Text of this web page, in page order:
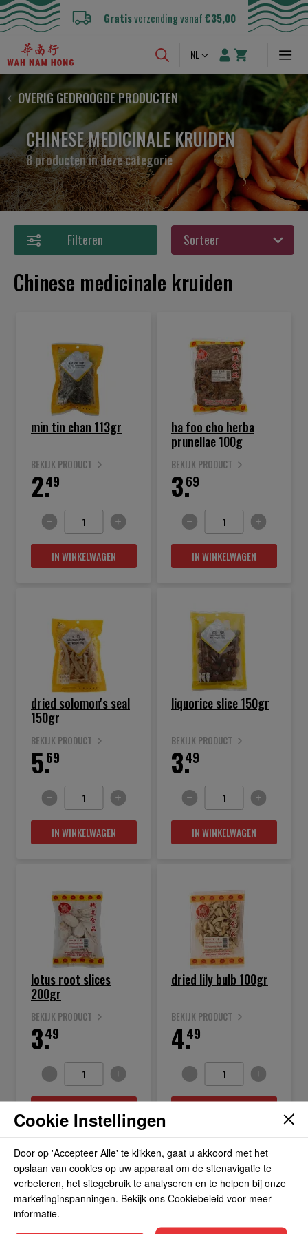
Gratisverzending vanaf€35,00
Taal
NL
OVERIG GEDROOGDE PRODUCTEN
CHINESE MEDICINALE KRUIDEN
8 producten in deze categorie
Filteren
Chinese medicinale kruiden
min tin chan 113gr
BEKIJK PRODUCT
49
2.
IN WINKELWAGEN
ha foo cho herba
prunellae 100g
BEKIJK PRODUCT
69
3.
IN WINKELWAGEN
dried solomon's seal
150gr
BEKIJK PRODUCT
69
5.
IN WINKELWAGEN
liquorice slice 150gr
BEKIJK PRODUCT
49
3.
IN WINKELWAGEN
lotus root slices
200gr
BEKIJK PRODUCT
49
3.
dried lily bulb 100gr
BEKIJK PRODUCT
49
4.
Cookie Instellingen
Door op 'Accepteer Alle' te klikken, gaat u akkoord met het
opslaan van cookies op uw apparaat om de sitenavigatie te
verbeteren, het sitegebruik te analyseren en te helpen bij onze
marketinginspanningen. Bekijk ons Cookiebeleid voor meer
informatie.